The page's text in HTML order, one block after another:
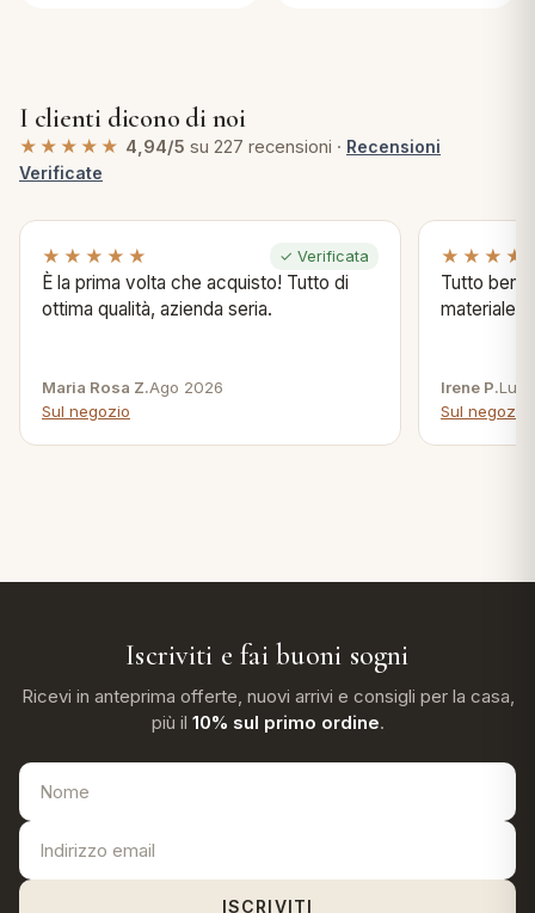
I clienti dicono di noi
★★★★★ 4,94/5 su 227 recensioni · Recensioni
Verificate
★★★★★ ✓ Verificata
È la prima volta che acquisto! Tutto di
ottima qualità, azienda seria.
Maria Rosa Z.Ago 2026
Sul negozio
Tutto bene
materiale .
Irene P.Lug
Sul negozio
Iscriviti e fai buoni sogni
Ricevi in anteprima offerte, nuovi arrivi e consigli per la casa,
più il 10% sul primo ordine.
ISCRIVITI